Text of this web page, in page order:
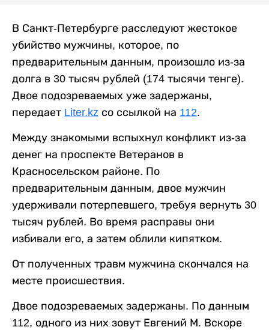
В Санкт-Петербурге расследуют жестокое
убийство мужчины, которое, по
предварительным данным, произошло из-за
долга в 30 тысяч рублей (174 тысячи тенге).
Двое подозреваемых уже задержаны,
передает Liter.kz со ссылкой на 112.
Между знакомыми вспыхнул конфликт из-за
денег на проспекте Ветеранов в
Красносельском районе. По
предварительным данным, двое мужчин
удерживали потерпевшего, требуя вернуть 30
тысяч рублей. Во время расправы они
избивали его, а затем облили кипятком.
От полученных травм мужчина скончался на
месте происшествия.
Двое подозреваемых задержаны. По данным
112, одного из них зовут Евгений М. Вскоре